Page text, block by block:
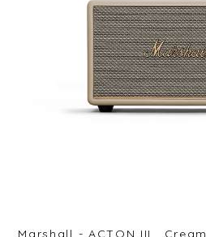
Marshall - ACTON III Cream